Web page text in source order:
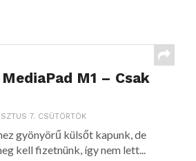
M1 – Csak
7. CSÜTÖRTÖK
gyönyörű külsőt kapunk, de
kell fizetnünk, így nem lett...